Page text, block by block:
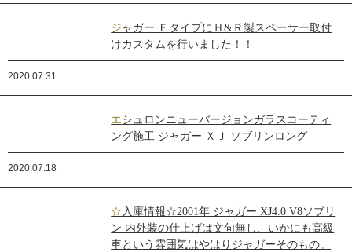
ジャガー ＦタイプにＨ&Ｒ製スペーサー取付
けカスタムを行いました！！
2020.07.31
エシュロンニューバージョンガラスコーティ
ング施工 ジャガー ＸＪ ソブリンロング
2020.07.18
☆入庫情報☆2001年 ジャガー XJ4.0 V8ソブリ
ン 内外装の仕上げは文句無し、いかにも高級
車という雰囲気はやはりジャガーそのもの。